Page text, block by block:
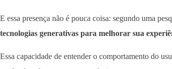
E essa presença não é pouca coisa: segundo uma
tecnologias generativas para melhorar sua
Essa capacidade de entender o comportamento do